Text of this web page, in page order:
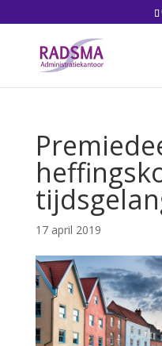
17 april 2019